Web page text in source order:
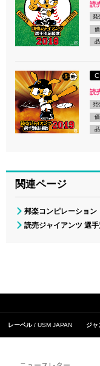
読
発
読
発
関連ページ
邦楽コンピレーション
読売ジャイアンツ 選
レーベル USM JAPAN ジャ